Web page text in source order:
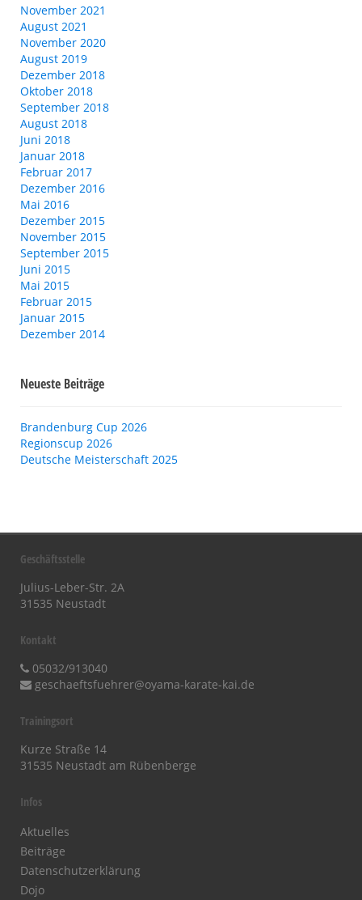
November 2021
August 2021
November 2020
August 2019
Dezember 2018
Oktober 2018
September 2018
August 2018
Juni 2018
Januar 2018
Februar 2017
Dezember 2016
Mai 2016
Dezember 2015
November 2015
September 2015
Juni 2015
Mai 2015
Februar 2015
Januar 2015
Dezember 2014
Neueste Beiträge
Brandenburg Cup 2026
Regionscup 2026
Deutsche Meisterschaft 2025
Geschäftsstelle
Julius-Leber-Str. 2A
31535 Neustadt
Kontakt
05032/913040
geschaeftsfuehrer@oyama-karate-kai.de
Trainingsort
Kurze Straße 14
31535 Neustadt am Rübenberge
Infos
Aktuelles
Beiträge
Datenschutzerklärung
Dojo